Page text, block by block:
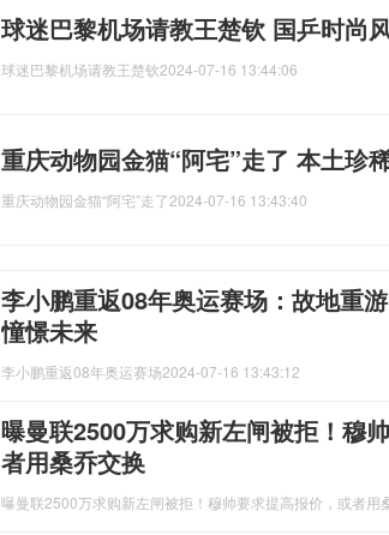
球迷巴黎机场请教王楚钦 国乒时尚
球迷巴黎机场请教王楚钦2024-07-16 13:44:06
重庆动物园金猫“阿宅”走了 本土珍
重庆动物园金猫“阿宅”走了2024-07-16 13:43:40
李小鹏重返08年奥运赛场：故地重
憧憬未来
李小鹏重返08年奥运赛场2024-07-16 13:43:12
曝曼联2500万求购新左闸被拒！穆
者用桑乔交换
曝曼联2500万求购新左闸被拒！穆帅要求提高报价，或者用